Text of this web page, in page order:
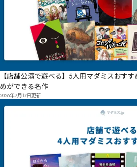
【店舗公演で遊べる】5人用マダミスおす
めができる名作
2026年7月17日更新